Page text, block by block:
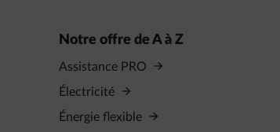
Notre offre de A à Z
Assistance PRO
Électricité
Énergie flexible